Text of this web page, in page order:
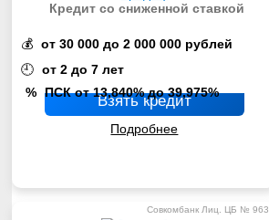
Кредит со сниженной ставкой
💰 от 30 000 до 2 000 000 рублей
🕘 от 2 до 7 лет
% ПСК от 13,840% до 39,975%
Взять кредит
Подробнее
Совкомбанк Лиц. ЦБ № 963